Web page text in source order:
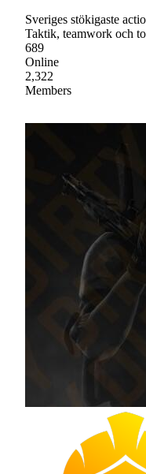
Sveriges stökigaste
Taktik, teamwork och
689
Online
2,322
Members